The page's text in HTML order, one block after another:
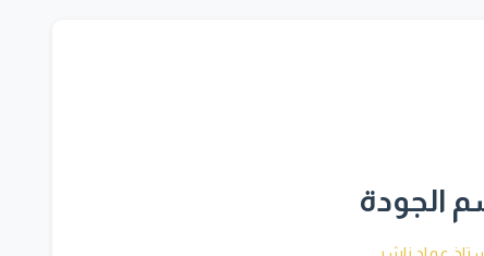
الجودة